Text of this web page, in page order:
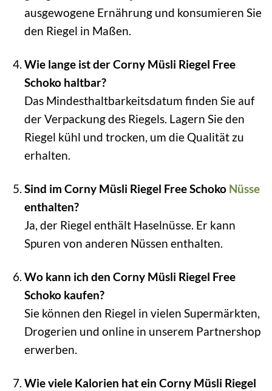
ausgewogene Ernährung und konsumieren Sie
den Riegel in Maßen.
Wie lange ist der Corny Müsli Riegel Free
Schoko haltbar?
Das Mindesthaltbarkeitsdatum finden Sie auf
der Verpackung des Riegels. Lagern Sie den
Riegel kühl und trocken, um die Qualität zu
erhalten.
Sind im Corny Müsli Riegel Free Schoko Nüsse
enthalten?
Ja, der Riegel enthält Haselnüsse. Er kann
Spuren von anderen Nüssen enthalten.
Wo kann ich den Corny Müsli Riegel Free
Schoko kaufen?
Sie können den Riegel in vielen Supermärkten,
Drogerien und online in unserem Partnershop
erwerben.
Wie viele Kalorien hat ein Corny Müsli Riegel